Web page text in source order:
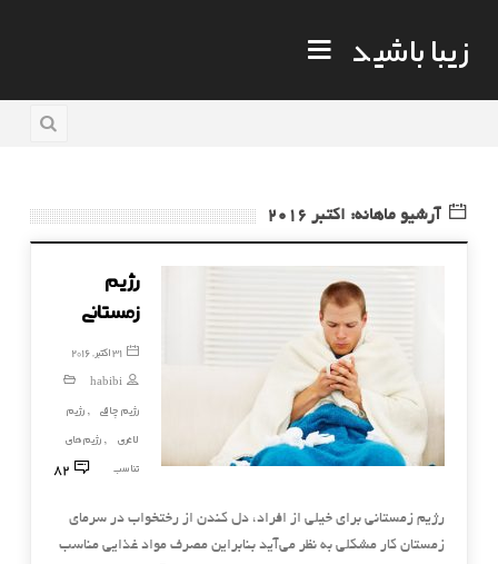
زیبا باشید
آرشیو ماهانه: اکتبر 2016
رژیم
زمستانی
31 اکتبر, 2016
habibi
رژیم چاقی
, رژیم
لاغری
, رژیم های
تناسب
82
رژیم زمستانی برای خیلی از افراد، دل کندن از رختخواب در سرمای
زمستان کار مشکلی به نظر می‌آید بنابراین مصرف مواد غذایی مناسب